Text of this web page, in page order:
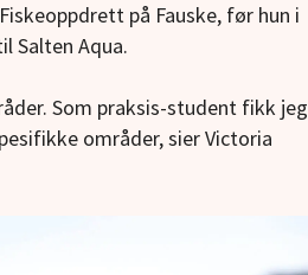
på Fauske, før hun i
Salten Aqua.
Som praksis-student fikk jeg
områder, sier Victoria